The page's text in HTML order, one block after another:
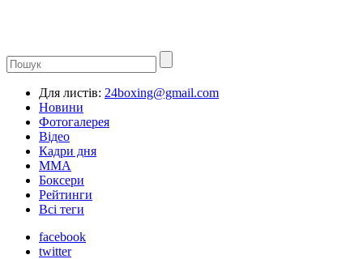
Для листів: 24boxing@gmail.com
Новини
Фотогалерея
Відео
Кадри дня
ММА
Боксери
Рейтинги
Всі теги
facebook
twitter